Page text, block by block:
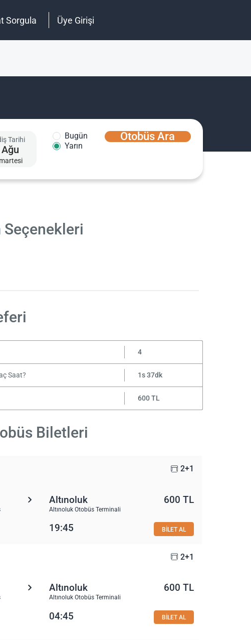
Sorgula Üye Girişi
Tarihi
Ağu
Bugün
Yarın
Otobüs Ara
Seçenekleri
4
Saat? 1s 37dk
600 TL
Biletleri
2+1
Altınoluk
Altınoluk Otobüs Terminali
600 TL
19:45 BİLET AL
2+1
Altınoluk
Altınoluk Otobüs Terminali
600 TL
04:45 BİLET AL